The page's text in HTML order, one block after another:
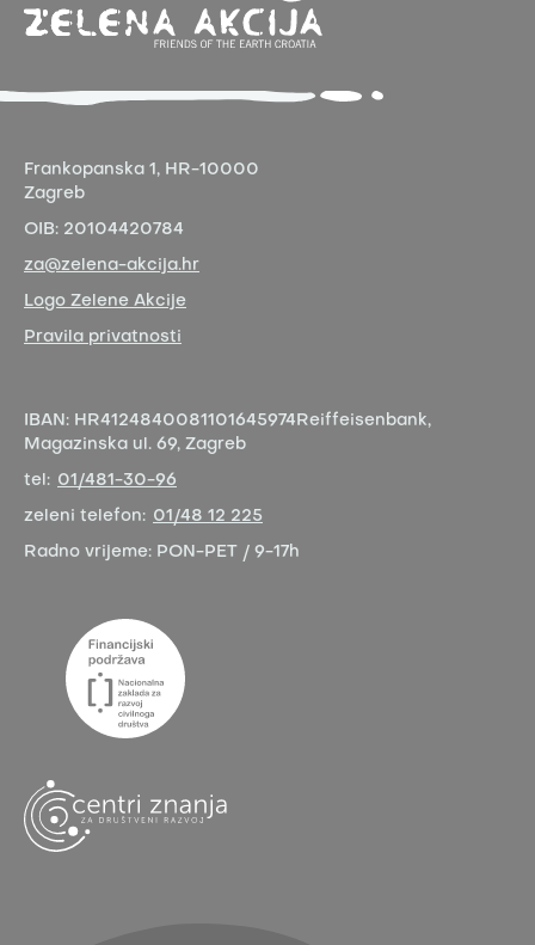
Frankopanska 1, HR-10000
Zagreb
OIB: 20104420784
za@zelena-akcija.hr
Logo Zelene Akcije
Pravila privatnosti
IBAN: HR4124840081101645974 Reiffeisenbank,
Magazinska ul. 69, Zagreb
tel: 01/481-30-96
zeleni telefon: 01/48 12 225
Radno vrijeme: PON-PET / 9-17h